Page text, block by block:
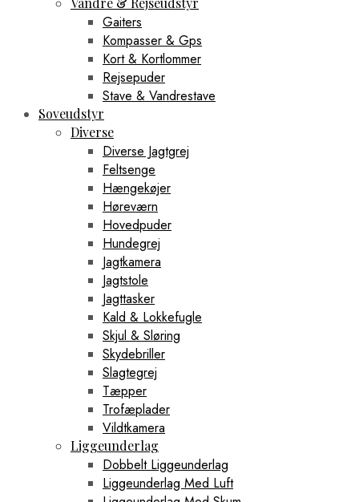
Gaiters
Kompasser & Gps
Kort & Kortlommer
Rejsepuder
Stave & Vandrestave
Soveudstyr
Diverse
Diverse Jagtgrej
Feltsenge
Hængekøjer
Høreværn
Hovedpuder
Hundegrej
Jagtkamera
Jagtstole
Jagttasker
Kald & Lokkefugle
Skjul & Sløring
Skydebriller
Slagtegrej
Tæpper
Trofæplader
Vildtkamera
Liggeunderlag
Dobbelt Liggeunderlag
Liggeunderlag Med Luft